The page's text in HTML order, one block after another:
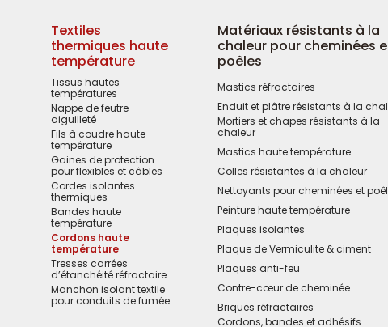
Textiles
thermiques haute
température
Tissus hautes
températures
Nappe de feutre
aiguilleté
Fils à coudre haute
température
Gaines de protection
pour flexibles et câbles
Cordes isolantes
thermiques
Bandes haute
température
Cordons haute
température
Tresses carrées
d’étanchéité réfractaire
Manchon isolant textile
pour conduits de fumée
Matériaux résistants à la
chaleur pour cheminées
poêles
Mastics réfractaires
Enduit et plâtre résistants à la
Mortiers et chapes résistants à la
chaleur
Mastics haute température
Colles résistantes à la chaleur
Nettoyants pour cheminées et
Peinture haute température
Plaques isolantes
Plaque de Vermiculite & ciment
Plaques anti-feu
Contre-cœur de cheminée
Briques réfractaires
Cordons, bandes et adhésifs